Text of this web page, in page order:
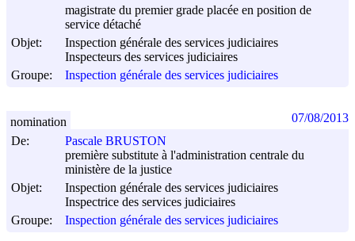
magistrate du premier grade placée en position de
service détaché
Objet:
Inspection générale des services judiciaires
Inspecteurs des services judiciaires
Groupe:
Inspection générale des services judiciaires
De:
Pascale BRUSTON
première substitute à l'administration centrale du
ministère de la justice
Objet:
Inspection générale des services judiciaires
Inspectrice des services judiciaires
Groupe:
Inspection générale des services judiciaires
nomination 07/08/2013